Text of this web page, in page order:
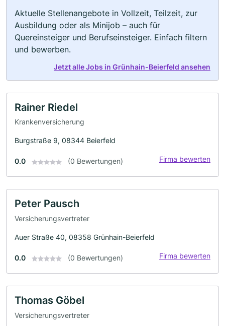
Aktuelle Stellenangebote in Vollzeit, Teilzeit, zur
Ausbildung oder als Minijob – auch für
Quereinsteiger und Berufseinsteiger. Einfach filtern
und bewerben.
Jetzt alle Jobs in Grünhain-Beierfeld ansehen
Rainer Riedel
Krankenversicherung
Burgstraße 9, 08344 Beierfeld
0.0 (0 Bewertungen) Firma bewerten
Peter Pausch
Versicherungsvertreter
Auer Straße 40, 08358 Grünhain-Beierfeld
0.0 (0 Bewertungen) Firma bewerten
Thomas Göbel
Versicherungsvertreter